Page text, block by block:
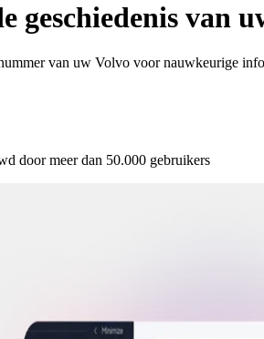
geschiedenis van
van uw Volvo voor nauwkeurige
door meer dan 50.000 gebruikers